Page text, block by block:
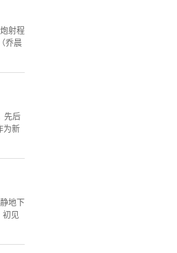
射程
乔晨
先后
为新
地下
初见